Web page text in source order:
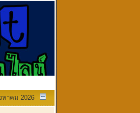
หาคม 2026